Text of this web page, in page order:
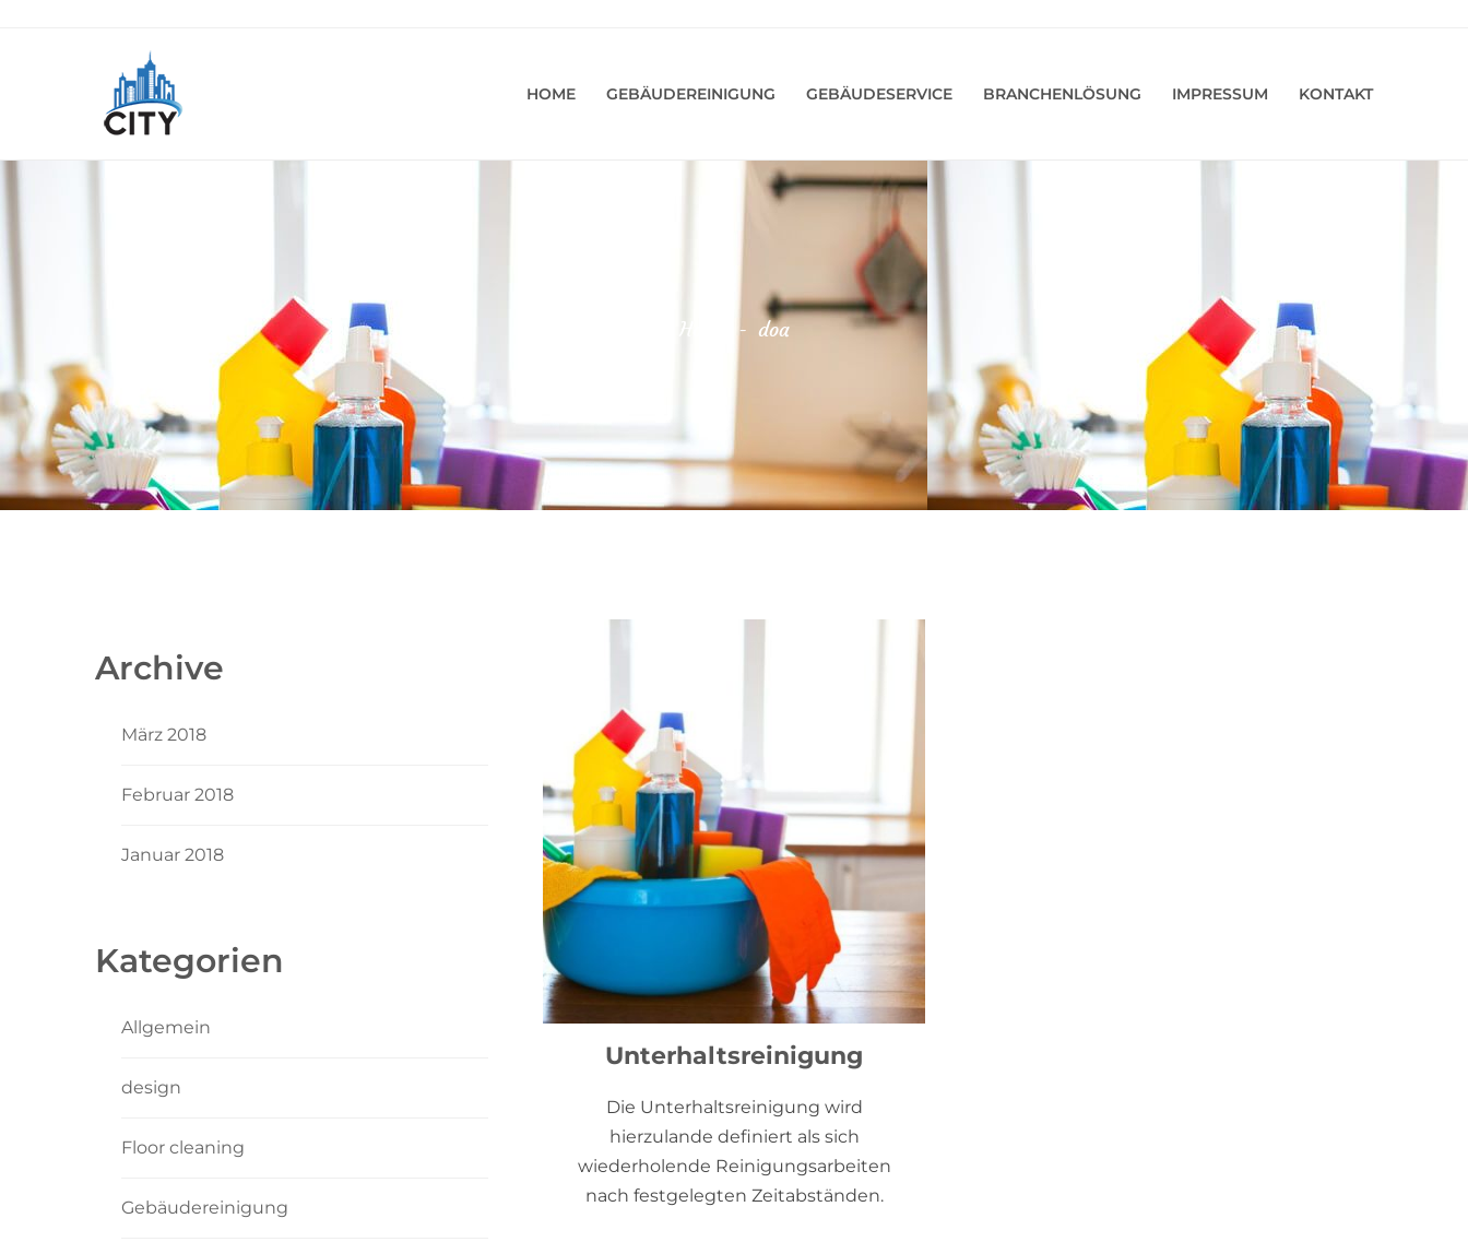
HOME GEBÄUDEREINIGUNG GEBÄUDESERVICE BRANCHENLÖSUNG IMPRESSUM KONTAKT
Home - doa
Archive
März 2018
Februar 2018
Januar 2018
Kategorien
Allgemein
design
Floor cleaning
Gebäudereinigung
Unterhaltsreinigung
Die Unterhaltsreinigung wird
hierzulande definiert als sich
wiederholende Reinigungsarbeiten
nach festgelegten Zeitabständen.